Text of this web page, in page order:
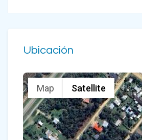
Ubicación
Map Satellite